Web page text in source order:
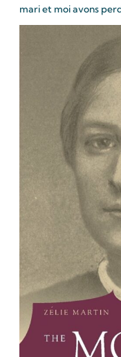
mari et moi avons